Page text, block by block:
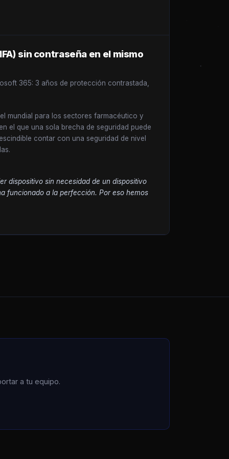
sin contraseña en el mismo
365: 3 años de protección contrastada,
mundial para los sectores farmacéutico y
el que una sola brecha de seguridad puede
contar con una seguridad de nivel
dispositivo sin necesidad de un dispositivo
funcionado a la perfección. Por eso hemos
a tu equipo.